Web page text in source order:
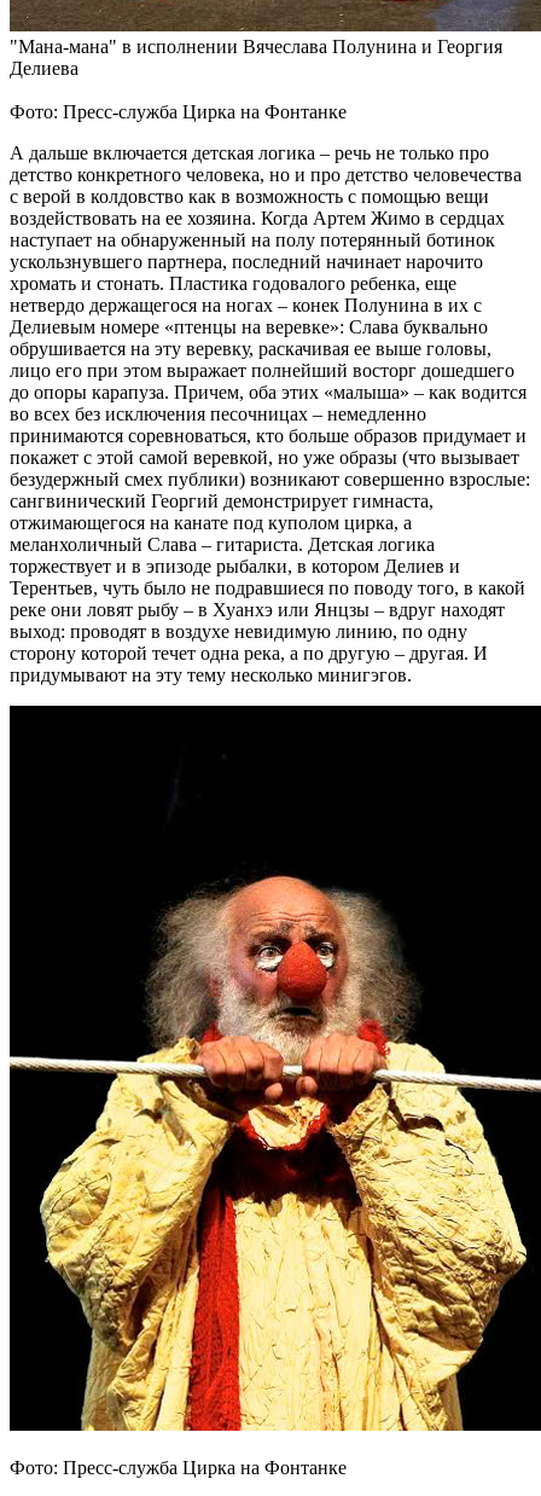
"Мана-мана" в исполнении Вячеслава Полунина и Георгия
Делиева
Фото: Пресс-служба Цирка на Фонтанке
А дальше включается детская логика – речь не только про
детство конкретного человека, но и про детство человечества
с верой в колдовство как в возможность с помощью вещи
воздействовать на ее хозяина. Когда Артем Жимо в сердцах
наступает на обнаруженный на полу потерянный ботинок
ускользнувшего партнера, последний начинает нарочито
хромать и стонать. Пластика годовалого ребенка, еще
нетвердо держащегося на ногах – конек Полунина в их с
Делиевым номере «птенцы на веревке»: Слава буквально
обрушивается на эту веревку, раскачивая ее выше головы,
лицо его при этом выражает полнейший восторг дошедшего
до опоры карапуза. Причем, оба этих «малыша» – как водится
во всех без исключения песочницах – немедленно
принимаются соревноваться, кто больше образов придумает и
покажет с этой самой веревкой, но уже образы (что вызывает
безудержный смех публики) возникают совершенно взрослые:
сангвинический Георгий демонстрирует гимнаста,
отжимающегося на канате под куполом цирка, а
меланхоличный Слава – гитариста. Детская логика
торжествует и в эпизоде рыбалки, в котором Делиев и
Терентьев, чуть было не подравшиеся по поводу того, в какой
реке они ловят рыбу – в Хуанхэ или Янцзы – вдруг находят
выход: проводят в воздухе невидимую линию, по одну
сторону которой течет одна река, а по другую – другая. И
придумывают на эту тему несколько минигэгов.
Фото: Пресс-служба Цирка на Фонтанке